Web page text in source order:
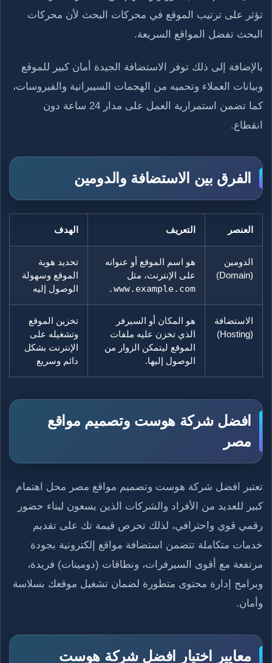
تؤثر على ترتيب الموقع في محركات البحث لأن محركات
البحث تفضل المواقع السريعة.
بالإضافة إلى ذلك توفر الاستضافة الجيدة أمان كبير للموقع
وبيانات العملاء وتحميه من الهجمات السيبرانية والفيروسات،
كما تضمن استمرارية العمل على مدار 24 ساعة دون
انقطاع.
الفرق بين الاستضافة والدومين
العنصر التعريف الهدف
الدومين
(Domain)
هو اسم الموقع أو عنوانه
على الإنترنت، مثل
www.example.com.
تحديد هوية
الموقع وسهولة
الوصول إليه
الاستضافة
(Hosting)
هو المكان أو السيرفر
الذي تخزن عليه ملفات
الموقع ليتمكن الزوار من
الوصول إليها.
تخزين الموقع
وتشغيله على
الإنترنت بشكل
دائم وسريع
افضل شركة هوست وتصميم مواقع
مصر
تعتبر افضل شركة هوست وتصميم مواقع مصر محل اهتمام
كبير للعديد من الأفراد والشركات الذين يسعون لبناء حضور
رقمي قوي واحترافي، لذلك تحرص قيمة تك على تقديم
خدمات متكاملة تتضمن استضافة مواقع إلكترونية بجودة
مرتفعة مع أقوى السيرفرات، ونطاقات (دومينات) فريدة،
وبرامج إدارة محتوى متطورة لضمان تشغيل موقعك بسلاسة
وأمان.
معايير اختيار افضل شركة هوست